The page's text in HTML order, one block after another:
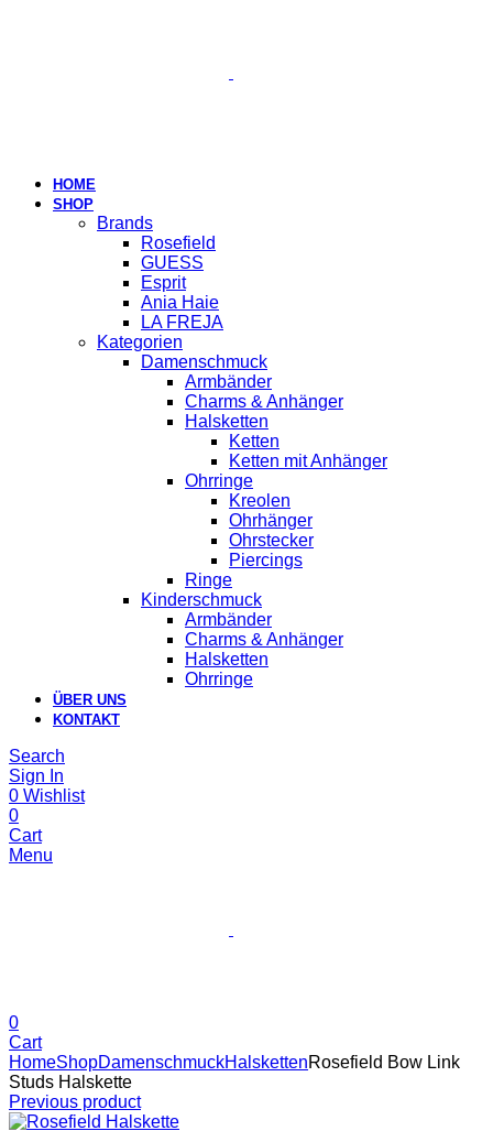
HOME
SHOP
Brands
Rosefield
GUESS
Esprit
Ania Haie
LA FREJA
Kategorien
Damenschmuck
Armbänder
Charms & Anhänger
Halsketten
Ketten
Ketten mit Anhänger
Ohrringe
Kreolen
Ohrhänger
Ohrstecker
Piercings
Ringe
Kinderschmuck
Armbänder
Charms & Anhänger
Halsketten
Ohrringe
ÜBER UNS
KONTAKT
Search
Sign In
0 Wishlist
0
Cart
Menu
0
Cart
HomeShopDamenschmuckHalskettenRosefield Bow Link
Studs Halskette
Previous product